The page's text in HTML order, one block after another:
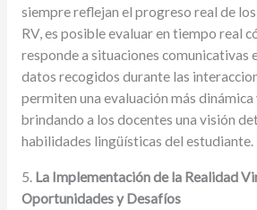
siempre reflejan el progreso real de
RV, es posible evaluar en tiempo real
responde a situaciones comunicativas
datos recogidos durante las
permiten una evaluación más dinámica
brindando a los docentes una visión
habilidades lingüísticas del estudiante.
5. La Implementación de la Realidad
Oportunidades y Desafíos